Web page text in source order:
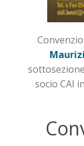
socio CAI